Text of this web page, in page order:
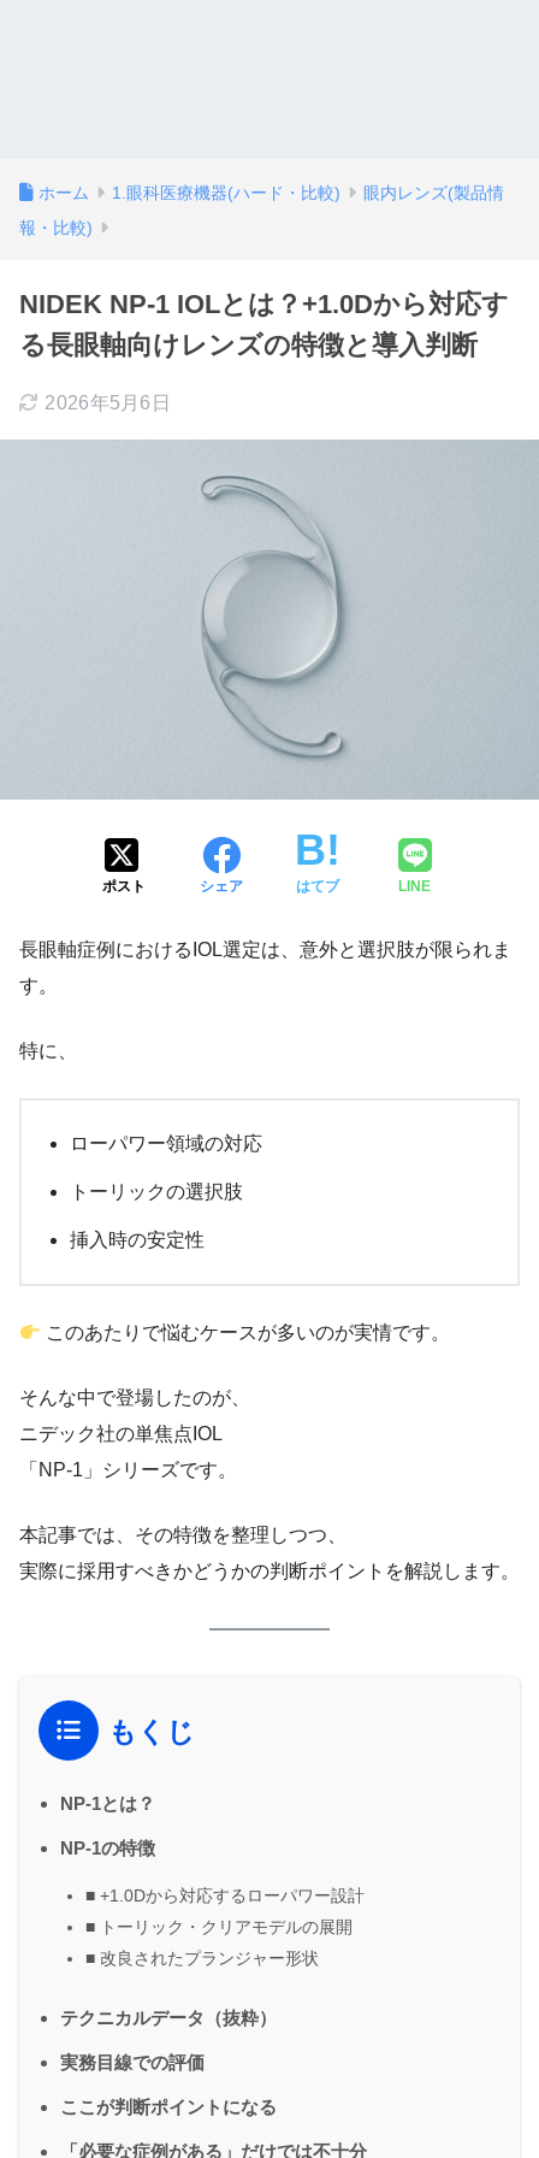
ホーム 1.眼科医療機器(ハード・比較)
眼内レンズ(製品情
報・比較)
NIDEK NP-1 IOLとは？+1.0Dから対応す
る長眼軸向けレンズの特徴と導入判断
2026年5月6日
ポスト シェア はてブ LINE
長眼軸症例におけるIOL選定は、意外と選択肢が限られま
す。
特に、
ローパワー領域の対応
トーリックの選択肢
挿入時の安定性
このあたりで悩むケースが多いのが実情です。
そんな中で登場したのが、
ニデック社の単焦点IOL
「NP-1」シリーズです。
本記事では、その特徴を整理しつつ、
実際に採用すべきかどうかの判断ポイントを解説します。
もくじ
NP-1とは？
NP-1の特徴
■ +1.0Dから対応するローパワー設計
■ トーリック・クリアモデルの展開
■ 改良されたプランジャー形状
テクニカルデータ（抜粋）
実務目線での評価
ここが判断ポイントになる
「必要な症例がある」だけでは不十分